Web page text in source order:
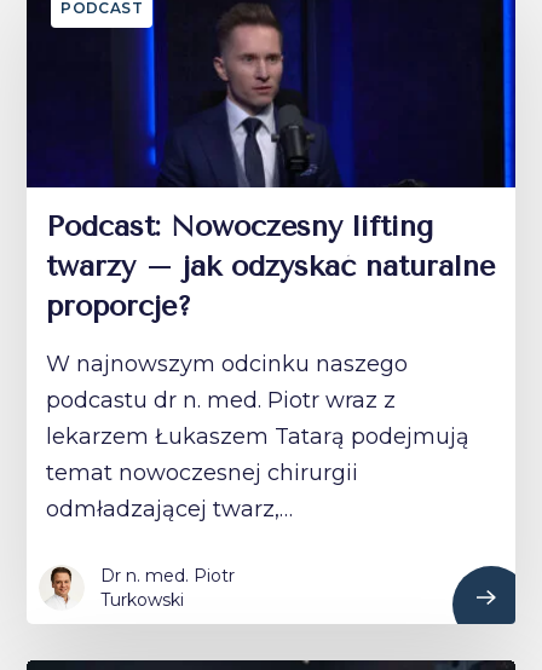
PODCAST
Podcast: Nowoczesny lifting
twarzy – jak odzyskać naturalne
proporcje?
W najnowszym odcinku naszego
podcastu dr n. med. Piotr wraz z
lekarzem Łukaszem Tatarą podejmują
temat nowoczesnej chirurgii
odmładzającej twarz,…
Dr n. med. Piotr
Turkowski